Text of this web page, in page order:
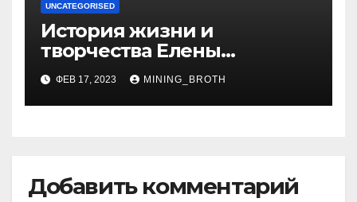
UNCATEGORISED
История жизни и
творчества Елены
Дубровской — биография,
достижения, интересные
факты
ФЕВ 17, 2023 MINING_BROTH
Добавить комментарий